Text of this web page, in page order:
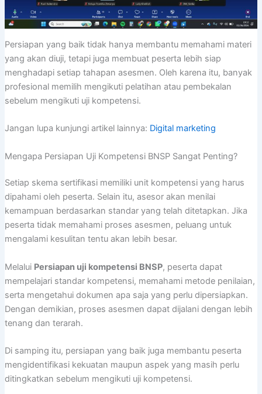
Persiapan yang baik tidak hanya membantu memahami materi
yang akan diuji, tetapi juga membuat peserta lebih siap
menghadapi setiap tahapan asesmen. Oleh karena itu, banyak
profesional memilih mengikuti pelatihan atau pembekalan
sebelum mengikuti uji kompetensi.
Jangan lupa kunjungi artikel lainnya: Digital marketing
Mengapa Persiapan Uji Kompetensi BNSP Sangat Penting?
Setiap skema sertifikasi memiliki unit kompetensi yang harus
dipahami oleh peserta. Selain itu, asesor akan menilai
kemampuan berdasarkan standar yang telah ditetapkan. Jika
peserta tidak memahami proses asesmen, peluang untuk
mengalami kesulitan tentu akan lebih besar.
Melalui Persiapan uji kompetensi BNSP, peserta dapat
mempelajari standar kompetensi, memahami metode penilaian,
serta mengetahui dokumen apa saja yang perlu dipersiapkan.
Dengan demikian, proses asesmen dapat dijalani dengan lebih
tenang dan terarah.
Di samping itu, persiapan yang baik juga membantu peserta
mengidentifikasi kekuatan maupun aspek yang masih perlu
ditingkatkan sebelum mengikuti uji kompetensi.